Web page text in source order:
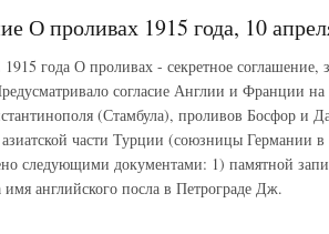
О проливах 1915 года, 10
О проливах - секретное соглашение,
согласие Англии и Франции на
(Стамбула), проливов Босфор и
части Турции (союзницы Германии
следующими документами: 1) памятной
английского посла в Петрограде Дж.